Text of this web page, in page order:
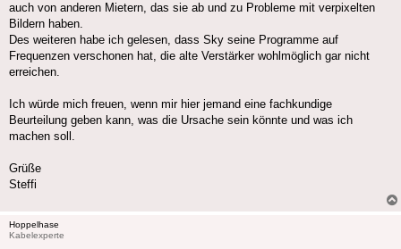
auch von anderen Mietern, das sie ab und zu Probleme mit verpixelten
Bildern haben.
Des weiteren habe ich gelesen, dass Sky seine Programme auf
Frequenzen verschonen hat, die alte Verstärker wohlmöglich gar nicht
erreichen.
Ich würde mich freuen, wenn mir hier jemand eine fachkundige
Beurteilung geben kann, was die Ursache sein könnte und was ich
machen soll.
Grüße
Steffi
Hoppelhase
Kabelexperte